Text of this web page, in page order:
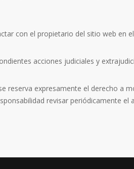
con el propietario del sitio web en
acciones judiciales y
reserva expresamente el derecho a
revisar periódicamente el